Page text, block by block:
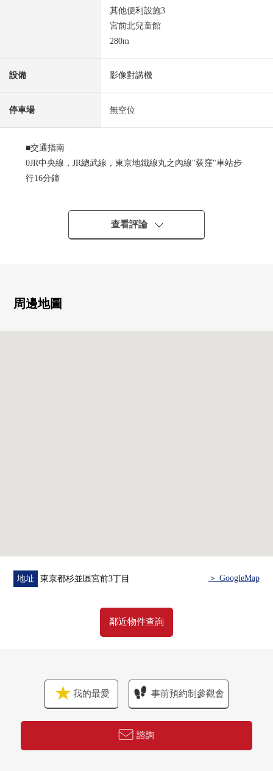
其他便利設施3
宮前北兒童館
280m
設備 影像對講機
停車場 無空位
■交通指南
0JR中央線，JR總武線，東京地鐵線丸之內線"荻窪"車站步
行16分鐘
0京王井之頭線"富士見丘"車站步行18分鐘
0"大宮前體育館"步行1分鐘"荻窪"車站公共汽車10分
※正在平日的上午的時候以從4分到6分的間隔運行。
0別墅型的2SLDK
・大宮前體育館步行1分鐘(約40m)
查看評論
周邊地圖
地址 東京都杉並區宮前3丁目 ＞ GoogleMap
鄰近物件查詢
我的最愛 事前預約制參觀會
諮詢